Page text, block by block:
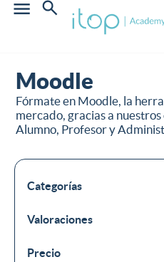
Moodle
Fórmate en Moodle, la
mercado, gracias a
Alumno, Profesor y
Categorías
Productos tecnológicos
Valoraciones
Precio